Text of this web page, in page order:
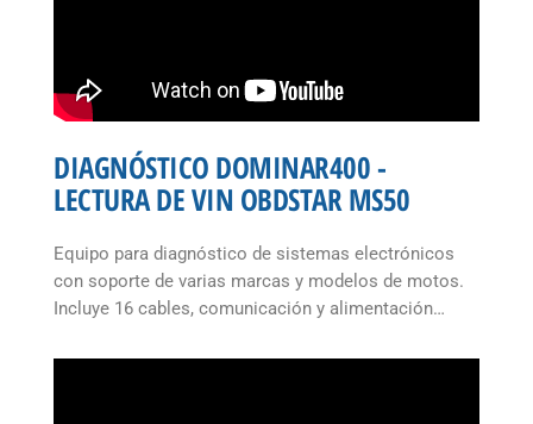
DIAGNÓSTICO DOMINAR400 -
LECTURA DE VIN OBDSTAR MS50
Equipo para diagnóstico de sistemas electrónicos
con soporte de varias marcas y modelos de motos.
Incluye 16 cables, comunicación y alimentación…